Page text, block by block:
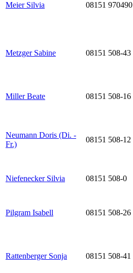
Meier Silvia 08151 970490
Metzger Sabine 08151 508-43
Miller Beate 08151 508-16
Neumann Doris (Di. -
Fr.)
08151 508-12
Niefenecker Silvia 08151 508-0
Pilgram Isabell 08151 508-26
Rattenberger Sonja 08151 508-41